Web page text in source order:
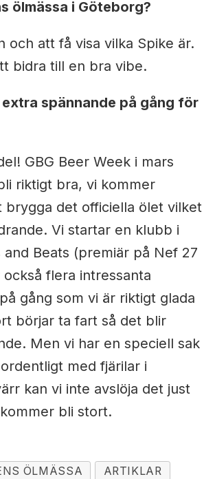
ölmässa i Göteborg?
och att få visa vilka Spike är.
bidra till en bra vibe.
spännande på gång för
GBG Beer Week i mars
riktigt bra, vi kommer
brygga det officiella ölet vilket
Vi startar en klubb i
and Beats (premiär på Nef 27
också flera intressanta
gång som vi är riktigt glada
börjar ta fart så det blir
Men vi har en speciell sak
med fjärilar i
kan vi inte avslöja det just
bli stort.
ÖLMÄSSA
ARTIKLAR